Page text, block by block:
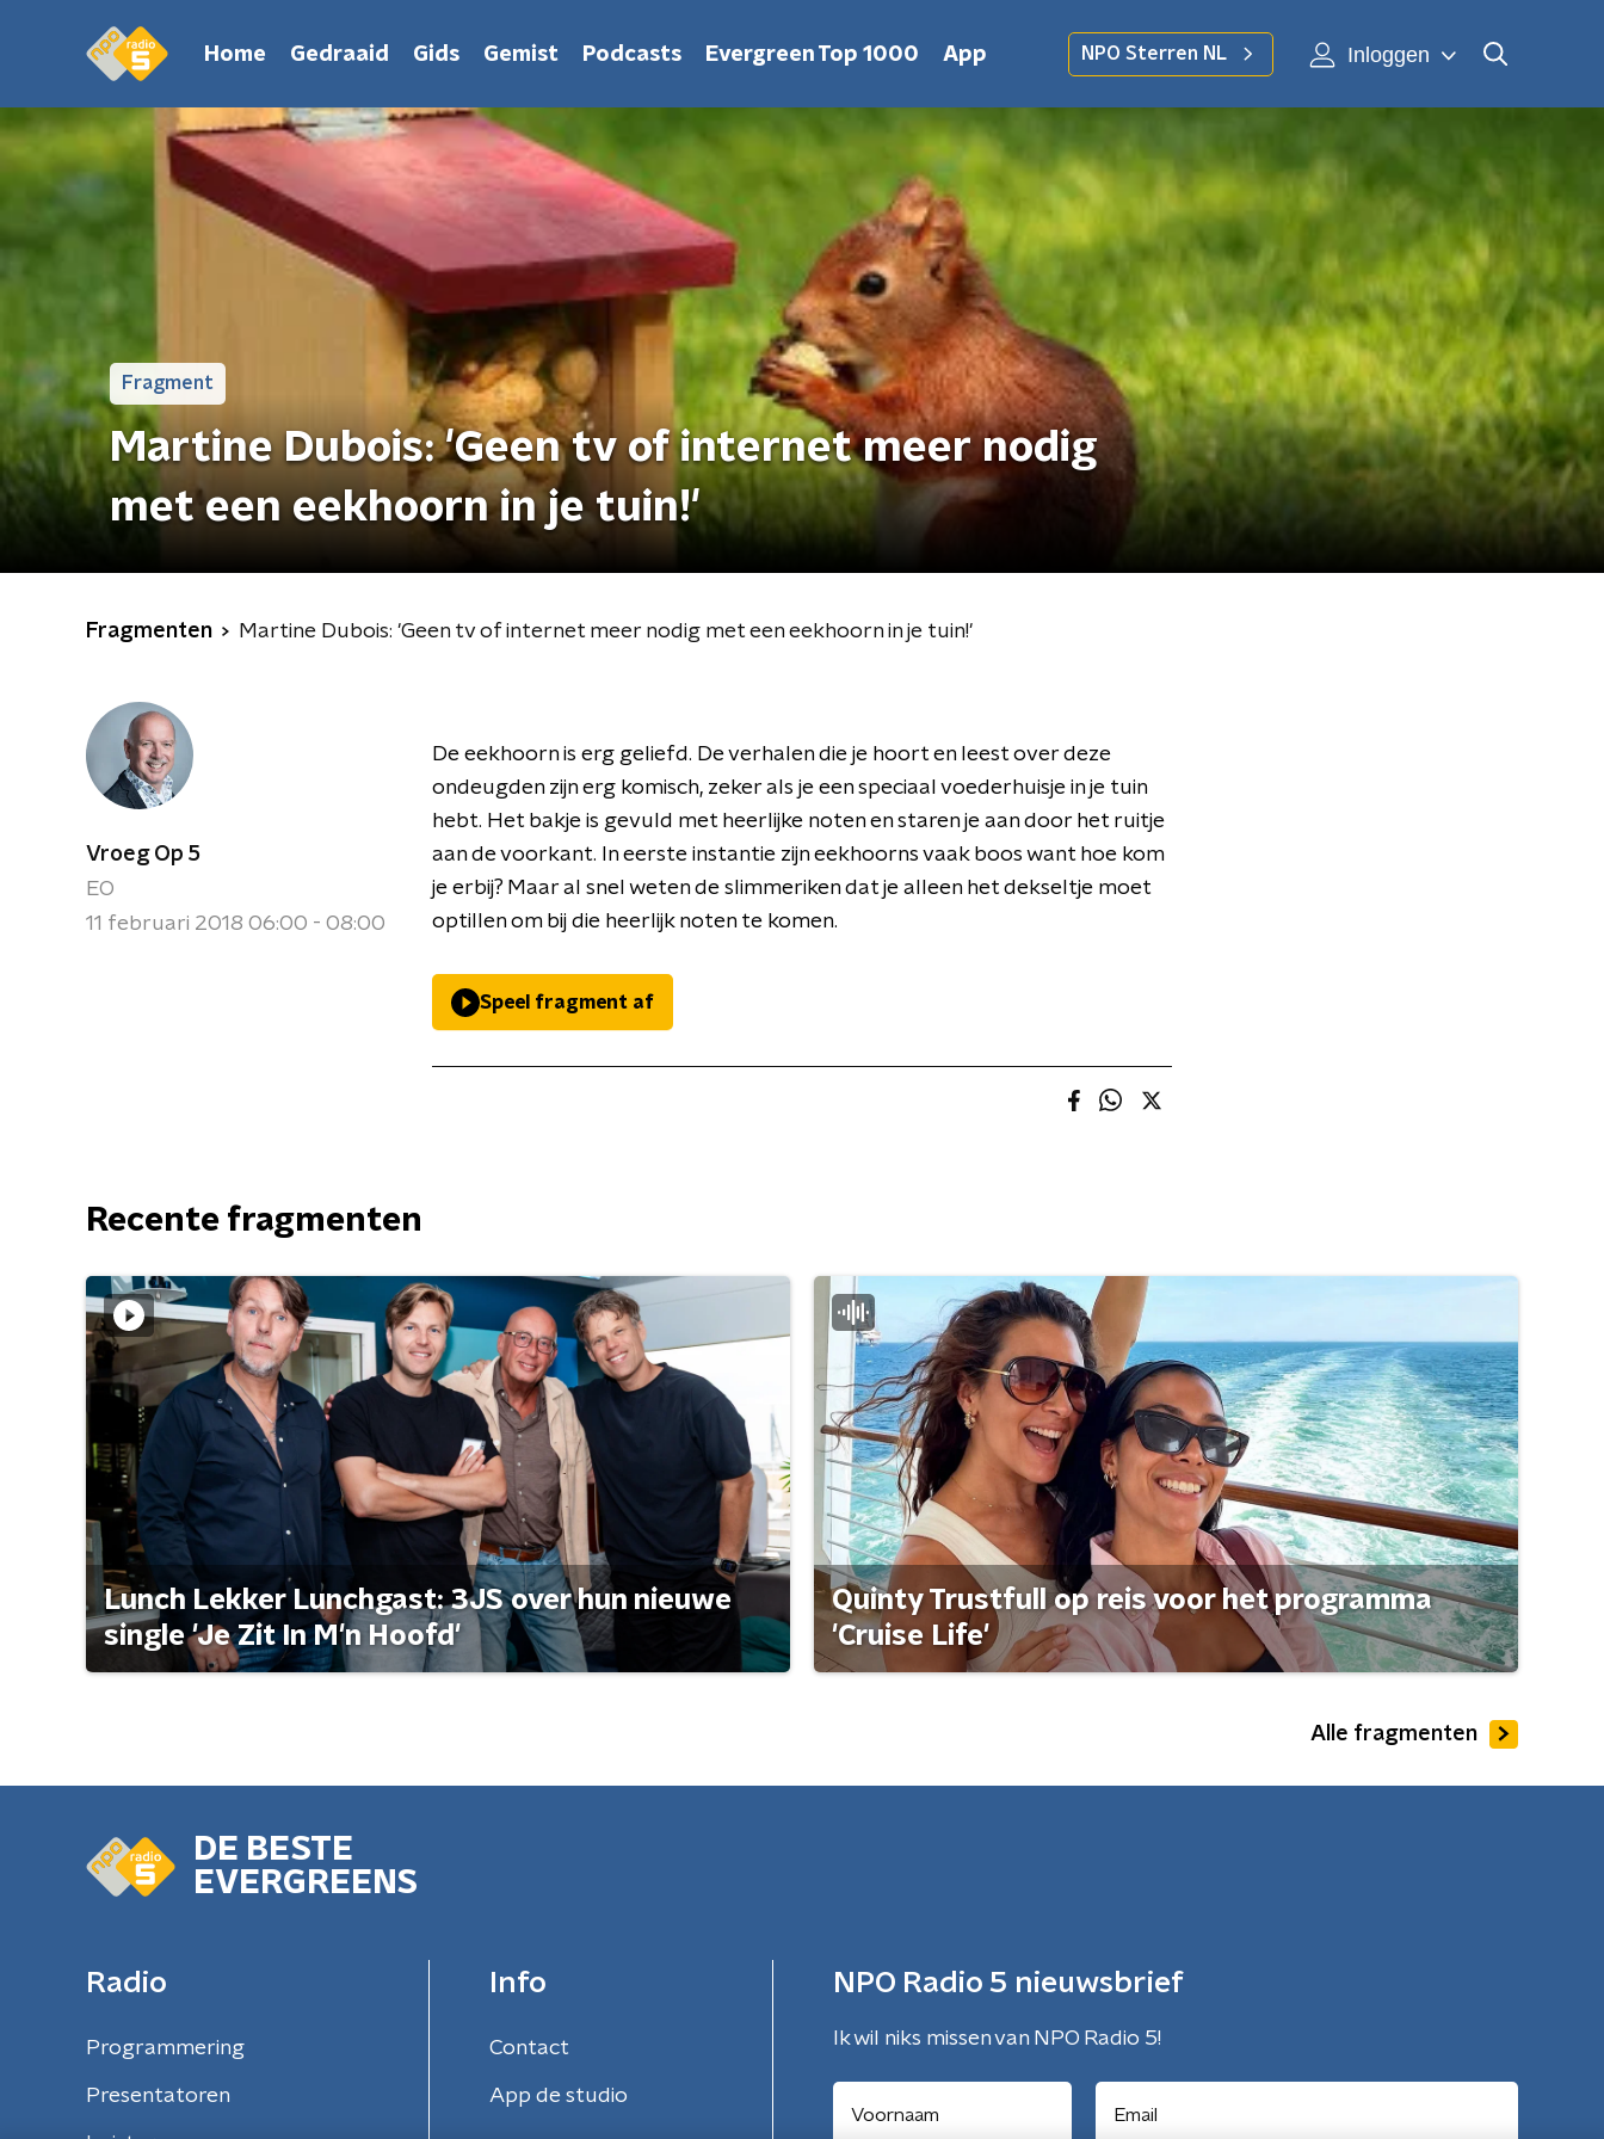
Home Gedraaid Gids Gemist Podcasts Evergreen Top 1000 App NPO Sterren NL Inloggen
Fragment
Martine Dubois: 'Geen tv of internet meer nodig
met een eekhoorn in je tuin!'
Fragmenten Martine Dubois: 'Geen tv of internet meer nodig met een eekhoorn in je tuin!'
Vroeg Op 5
EO
11 februari 2018 06:00 - 08:00
De eekhoorn is erg geliefd. De verhalen die je hoort en leest over deze
ondeugden zijn erg komisch, zeker als je een speciaal voederhuisje in je tuin
hebt. Het bakje is gevuld met heerlijke noten en staren je aan door het ruitje
aan de voorkant. In eerste instantie zijn eekhoorns vaak boos want hoe kom
je erbij? Maar al snel weten de slimmeriken dat je alleen het dekseltje moet
optillen om bij die heerlijk noten te komen.
Speel fragment af
Recente fragmenten
Lunch Lekker Lunchgast: 3JS over hun nieuwe
single 'Je Zit In M'n Hoofd'
Quinty Trustfull op reis voor het programma
'Cruise Life'
Alle fragmenten
DE BESTE
EVERGREENS
Radio
Programmering
Presentatoren
Info
Contact
App de studio
NPO Radio 5 nieuwsbrief
Ik wil niks missen van NPO Radio 5!